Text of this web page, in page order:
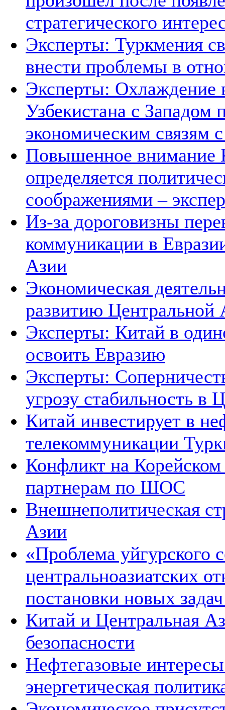
стратегического
Эксперты: Туркмения
внести проблемы в
Эксперты: Охлаждение
Узбекистана с
экономическим связям
Повышенное внимание
определяется
соображениями –
Из-за дороговизны
коммуникации в
Азии
Экономическая
развитию Центральной
Эксперты: Китай в
освоить Евразию
Эксперты:
угрозу стабильность в
Китай инвестирует в
телекоммуникации
Конфликт на
партнерам по ШОС
Внешнеполитическая
Азии
«Проблема уйгурского
центральноазиатских
постановки новых
Китай и Центральная
безопасности
Нефтегазовые
энергетическая